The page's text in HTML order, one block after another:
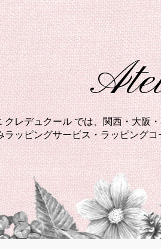
クレデュクール では、関西・大阪
ラッピングサービス・ラッピング